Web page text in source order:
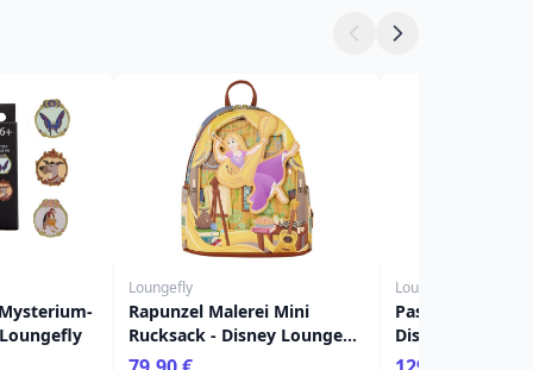
Loungefly
Rapunzel Malerei Mini
Rucksack - Disney Loungefly
Tangled
Loungefly
Pascal
Disney